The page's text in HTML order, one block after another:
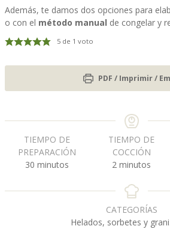
Además, te damos dos opciones para
o con el método manual de congelar y
5de 1 voto
PDF / Imprimir /
TIEMPO DE
PREPARACIÓN
30 m
n
minutos
TIEMPO DE
COCCIÓN
2 m
t
o
minutos
CATEGORÍAS
Helados, sorbetes y